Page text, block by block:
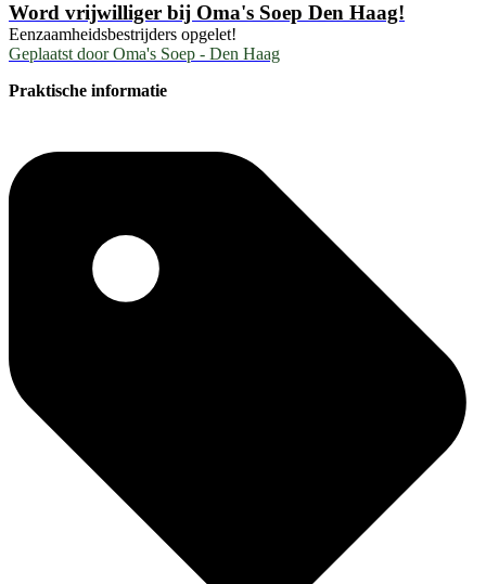
Word vrijwilliger bij Oma's Soep Den Haag!
Eenzaamheidsbestrijders opgelet!
Geplaatst door Oma's Soep - Den Haag
Praktische informatie